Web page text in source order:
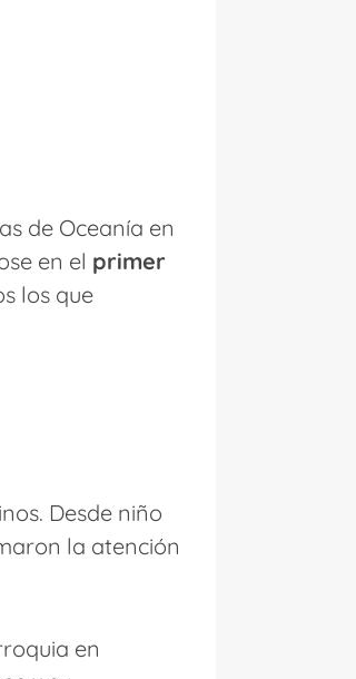
de Oceanía en
en el primer
los que
Desde niño
la atención
en